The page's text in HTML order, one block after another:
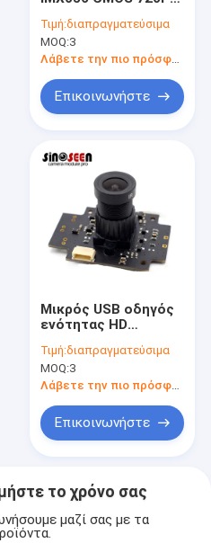
Smartphones
Τιμή:διαπραγματεύσιμα
MOQ:3
Επικοινωνήστε
Μικρός USB οδηγός
ενότητας HD
1mp 720p ελεύθερος
για το αυτοκίνητο
DVR
Τιμή:διαπραγματεύσιμα
MOQ:3
Λάβετε την πιο πρόσφατη τιμή
Επικοινωνήστε
το χρόνο σας
μαζί σας με τα